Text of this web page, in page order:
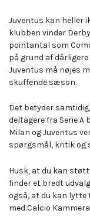
Juventus kan heller
klubben vinder
pointantal som
på grund af
Juventus må nøjes
skuffende sæson.
Det betyder
deltagere fra Serie A
Milan og Juventus
spørgsmål, kritik og
Husk, at du kan
finder et bredt
også, at du kan
med Calcio